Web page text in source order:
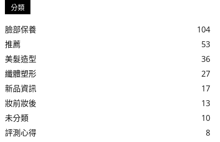
分類
臉部保養
104
推薦
53
美髮造型
36
纖體塑形
27
新品資訊
17
妝前妝後
13
未分類
10
評測心得
8